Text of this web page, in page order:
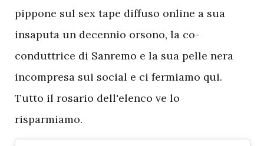
pippone sul sex tape diffuso online a sua
insaputa un decennio orsono, la co-
conduttrice di Sanremo e la sua pelle nera
incompresa sui social e ci fermiamo qui.
Tutto il rosario dell'elenco ve lo
risparmiamo.